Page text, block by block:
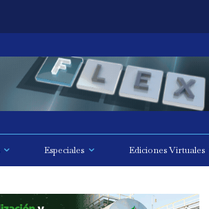
Especiales Ediciones Virtuales